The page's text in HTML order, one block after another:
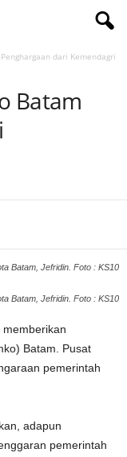
dari Kemendagri
Batam
Batam, Jefridin. Foto : KS10
Batam, Jefridin. Foto : KS10
Batam. Pusat
pemerintah
adapun
pemerintah